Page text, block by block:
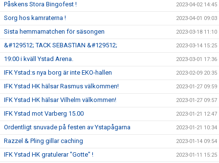
Påskens Stora Bingofest ! 2023-04-02 14:45
Sorg hos kamraterna ! 2023-04-01 09:03
Sista hemmamatchen för säsongen 2023-03-18 11:10
&#129512; TACK SEBASTIAN &#129512; 2023-03-14 15:25
19:00 i kväll Ystad Arena. 2023-03-01 17:36
IFK Ystad:s nya borg är inte EKO-hallen 2023-02-09 20:35
IFK Ystad HK hälsar Rasmus välkommen! 2023-01-27 09:59
IFK Ystad HK hälsar Vilhelm välkommen! 2023-01-27 09:57
IFK Ystad mot Varberg 15.00 2023-01-21 12:47
Ordentligt snuvade på festen av Ystapågarna 2023-01-21 10:34
Razzel & Pling gillar caching 2023-01-14 09:54
IFK Ystad HK gratulerar "Gotte" ! 2023-01-11 15:25